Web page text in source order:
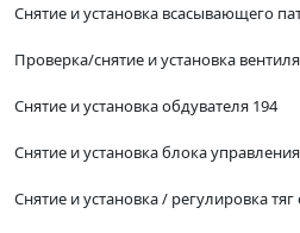
Снятие и установка всасывающего
Проверка/снятие и установка
Снятие и установка обдувателя 194
Снятие и установка блока
Снятие и установка / регулировка